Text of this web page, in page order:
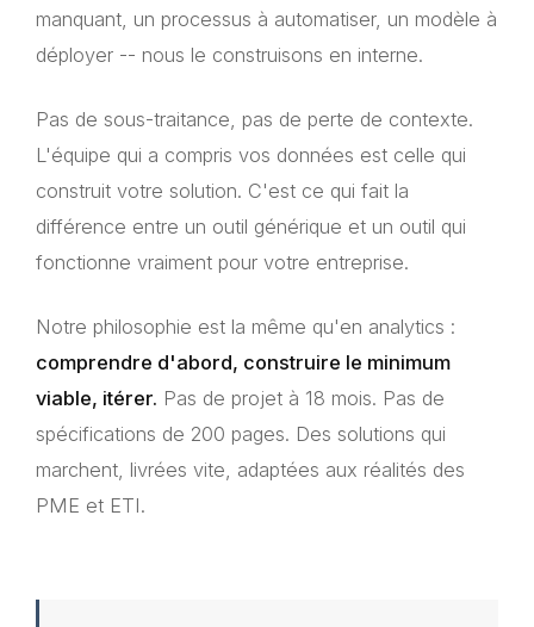
manquant, un processus à automatiser, un modèle à
déployer -- nous le construisons en interne.
Pas de sous-traitance, pas de perte de contexte.
L'équipe qui a compris vos données est celle qui
construit votre solution. C'est ce qui fait la
différence entre un outil générique et un outil qui
fonctionne vraiment pour votre entreprise.
Notre philosophie est la même qu'en analytics :
comprendre d'abord, construire le minimum
viable, itérer. Pas de projet à 18 mois. Pas de
spécifications de 200 pages. Des solutions qui
marchent, livrées vite, adaptées aux réalités des
PME et ETI.